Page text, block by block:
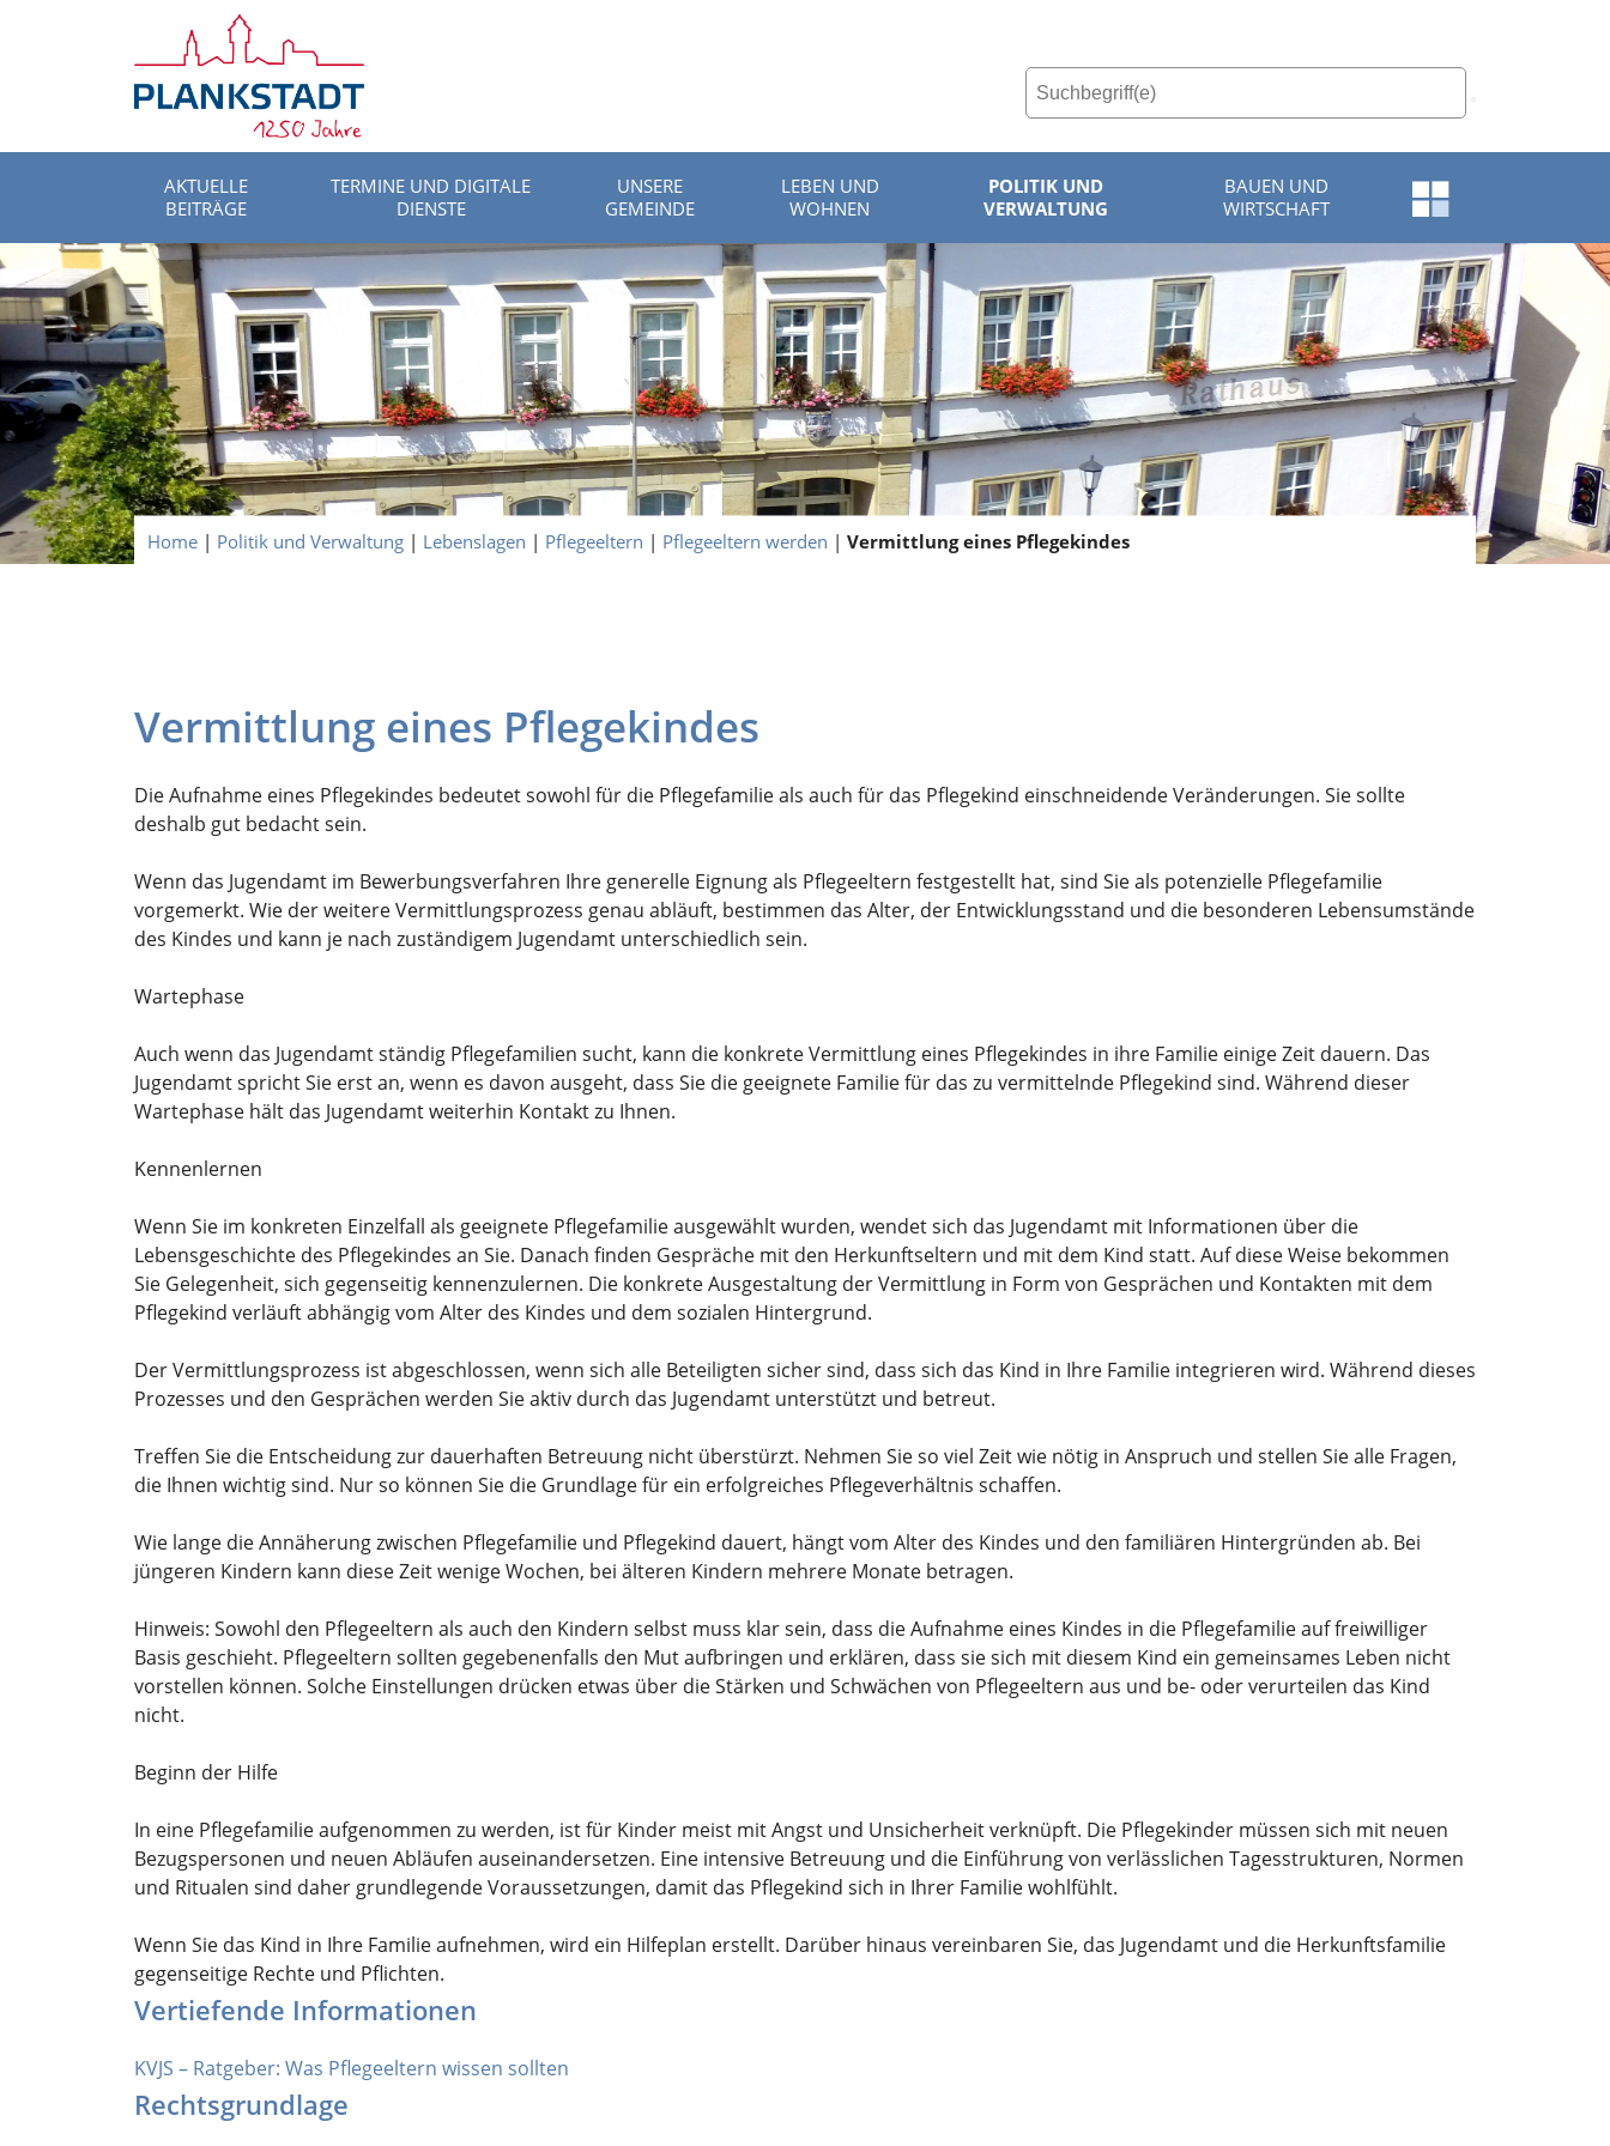
AKTUELLE
BEITRÄGE
TERMINE UND DIGITALE
DIENSTE
UNSERE
GEMEINDE
LEBEN UND
WOHNEN
POLITIK UND
VERWALTUNG
BAUEN UND
WIRTSCHAFT
Schnellzugriff-
Menü
öffnen
Home | Politik und Verwaltung | Lebenslagen | Pflegeeltern | Pflegeeltern werden |Vermittlung eines Pflegekindes
Vermittlung eines Pflegekindes
Die Aufnahme eines Pflegekindes bedeutet sowohl für die Pflegefamilie als auch für das Pflegekind einschneidende Veränderungen. Sie sollte
deshalb gut bedacht sein.
Wenn das Jugendamt im Bewerbungsverfahren Ihre generelle Eignung als Pflegeeltern festgestellt hat, sind Sie als potenzielle Pflegefamilie
vorgemerkt. Wie der weitere Vermittlungsprozess genau abläuft, bestimmen das Alter, der Entwicklungsstand und die besonderen Lebensumstände
des Kindes und kann je nach zuständigem Jugendamt unterschiedlich sein.
Wartephase
Auch wenn das Jugendamt ständig Pflegefamilien sucht, kann die konkrete Vermittlung eines Pflegekindes in ihre Familie einige Zeit dauern. Das
Jugendamt spricht Sie erst an, wenn es davon ausgeht, dass Sie die geeignete Familie für das zu vermittelnde Pflegekind sind. Während dieser
Wartephase hält das Jugendamt weiterhin Kontakt zu Ihnen.
Kennenlernen
Wenn Sie im konkreten Einzelfall als geeignete Pflegefamilie ausgewählt wurden, wendet sich das Jugendamt mit Informationen über die
Lebensgeschichte des Pflegekindes an Sie. Danach finden Gespräche mit den Herkunftseltern und mit dem Kind statt. Auf diese Weise bekommen
Sie Gelegenheit, sich gegenseitig kennenzulernen. Die konkrete Ausgestaltung der Vermittlung in Form von Gesprächen und Kontakten mit dem
Pflegekind verläuft abhängig vom Alter des Kindes und dem sozialen Hintergrund.
Der Vermittlungsprozess ist abgeschlossen, wenn sich alle Beteiligten sicher sind, dass sich das Kind in Ihre Familie integrieren wird. Während dieses
Prozesses und den Gesprächen werden Sie aktiv durch das Jugendamt unterstützt und betreut.
Treffen Sie die Entscheidung zur dauerhaften Betreuung nicht überstürzt. Nehmen Sie so viel Zeit wie nötig in Anspruch und stellen Sie alle Fragen,
die Ihnen wichtig sind. Nur so können Sie die Grundlage für ein erfolgreiches Pflegeverhältnis schaffen.
Wie lange die Annäherung zwischen Pflegefamilie und Pflegekind dauert, hängt vom Alter des Kindes und den familiären Hintergründen ab. Bei
jüngeren Kindern kann diese Zeit wenige Wochen, bei älteren Kindern mehrere Monate betragen.
Hinweis: Sowohl den Pflegeeltern als auch den Kindern selbst muss klar sein, dass die Aufnahme eines Kindes in die Pflegefamilie auf freiwilliger
Basis geschieht. Pflegeeltern sollten gegebenenfalls den Mut aufbringen und erklären, dass sie sich mit diesem Kind ein gemeinsames Leben nicht
vorstellen können. Solche Einstellungen drücken etwas über die Stärken und Schwächen von Pflegeeltern aus und be- oder verurteilen das Kind
nicht.
Beginn der Hilfe
In eine Pflegefamilie aufgenommen zu werden, ist für Kinder meist mit Angst und Unsicherheit verknüpft. Die Pflegekinder müssen sich mit neuen
Bezugspersonen und neuen Abläufen auseinandersetzen. Eine intensive Betreuung und die Einführung von verlässlichen Tagesstrukturen, Normen
und Ritualen sind daher grundlegende Voraussetzungen, damit das Pflegekind sich in Ihrer Familie wohlfühlt.
Wenn Sie das Kind in Ihre Familie aufnehmen, wird ein Hilfeplan erstellt. Darüber hinaus vereinbaren Sie, das Jugendamt und die Herkunftsfamilie
gegenseitige Rechte und Pflichten.
Vertiefende Informationen
KVJS – Ratgeber: Was Pflegeeltern wissen sollten
Rechtsgrundlage